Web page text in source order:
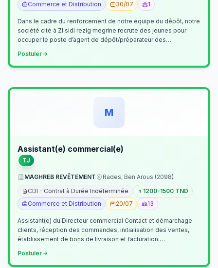
Commerce et Distribution
30/07 1
Dans le cadre du renforcement de notre équipe du dépôt, notre
société cité à ZI sidi rezig megrine recrute des jeunes pour
occuper le poste d’agent de dépôt/préparateur des
Postuler
M
Assistant(e) commercial(e)
TJ
MAGHREB REVÊTEMENT
Rades, Ben Arous (2098)
CDI - Contrat à Durée Indéterminée
1200-1500 TND
Commerce et Distribution
20/07 13
Assistant(e) du Directeur commercial Contact et démarchage
clients, réception des commandes, initialisation des ventes,
établissement de bons de livraison et facturation.
Postuler